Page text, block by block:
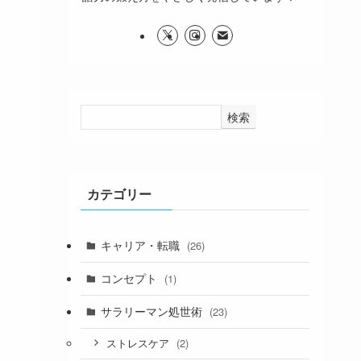
検索
カテゴリー
キャリア・転職 (26)
コンセプト (1)
サラリーマン処世術 (23)
ストレスケア (2)